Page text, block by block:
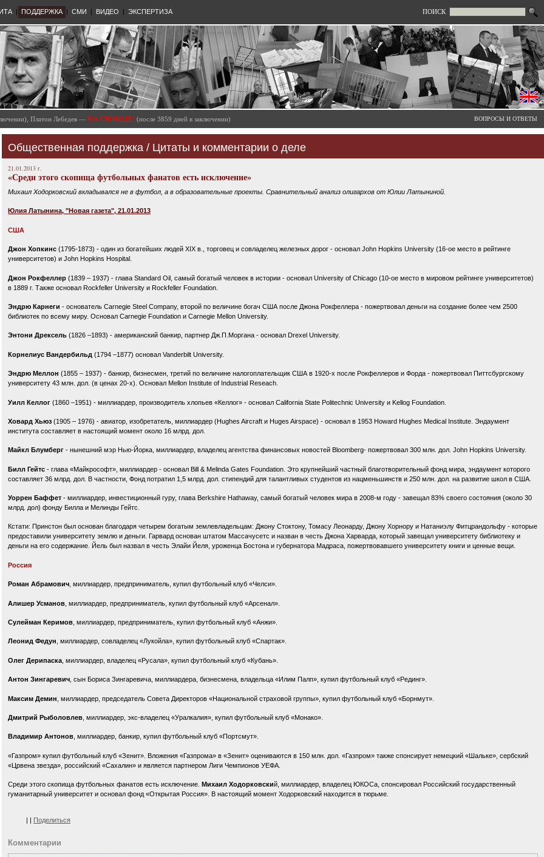
| ПОДДЕРЖКА | СМИ | ВИДЕО | ЭКСПЕРТИЗА ПОИСК
Платон Лебедев — НА СВОБОДЕ! (после 3859 дней в заключении) ВОПРОСЫ И ОТВЕТЫ
Общественная поддержка / Цитаты и комментарии о деле
21.01.2013 г.
«Среди этого скопища футбольных фанатов есть исключение»
Михаил Ходорковский вкладывался не в футбол, а в образовательные проекты. Сравнительный анализ олигархов от Юлии Латыниной.
Юлия Латынина, "Новая газета", 21.01.2013
США
Джон Хопкинс (1795-1873) - один из богатейших людей XIX в., торговец и совладелец железных дорог - основал John Hopkins University (16-ое место в рейтинге
университетов) и John Hopkins Hospital.
Джон Рокфеллер (1839 – 1937) - глава Standard Oil, самый богатый человек в истории - основал University of Chicago (10-ое место в мировом рейтинге университетов)
в 1889 г. Также основал Rockfeller University и Rockfeller Foundation.
Эндрю Карнеги - основатель Carnegie Steel Company, второй по величине богач США после Джона Рокфеллера - пожертвовал деньги на создание более чем 2500
библиотек по всему миру. Основал Carnegie Foundation и Carnegie Mellon University.
Энтони Дрексель (1826 –1893) - американский банкир, партнер Дж.П.Моргана - основал Drexel University.
Корнелиус Вандербильд (1794 –1877) основал Vanderbilt University.
Эндрю Меллон (1855 – 1937) - банкир, бизнесмен, третий по величине налогоплательщик США в 1920-х после Рокфеллеров и Форда - пожертвовал Питтсбургскому
университету 43 млн. дол. (в ценах 20-х). Основал Mellon Institute of Industrial Reseach.
Уилл Келлог (1860 –1951) - миллиардер, производитель хлопьев «Келлог» - основал California State Politechnic University и Kellog Foundation.
Ховард Хьюз (1905 – 1976) - авиатор, изобретатель, миллиардер (Hughes Aircraft и Huges Airspace) - основал в 1953 Howard Hughes Medical Institute. Эндаумент
института составляет в настоящий момент около 16 млрд. дол.
Майкл Блумберг - нынешний мэр Нью-Йорка, миллиардер, владелец агентства финансовых новостей Bloomberg- пожертвовал 300 млн. дол. John Hopkins University.
Билл Гейтс - глава «Майкрософт», миллиардер - основал Bill & Melinda Gates Foundation. Это крупнейший частный благотворительный фонд мира, эндаумент которого
составляет 36 млрд. дол. В частности, Фонд потратил 1,5 млрд. дол. стипендий для талантливых студентов из нацменьшинств и 250 млн. дол. на развитие школ в США.
Уоррен Баффет - миллиардер, инвестиционный гуру, глава Berkshire Hathaway, самый богатый человек мира в 2008-м году - завещал 83% своего состояния (около 30
млрд. дол) фонду Билла и Мелинды Гейтс.
Кстати: Принстон был основан благодаря четырем богатым землевладельцам: Джону Стоктону, Томасу Леонарду, Джону Хорнору и Натаниэлу Фитцрандольфу - которые
предоставили университету землю и деньги. Гарвард основан штатом Массачусетс и назван в честь Джона Харварда, который завещал университету библиотеку и
деньги на его содержание. Йель был назвал в честь Элайи Йеля, уроженца Бостона и губернатора Мадраса, пожертвовавшего университету книги и ценные вещи.
Россия
Роман Абрамович , миллиардер, предприниматель, купил футбольный клуб «Челси».
Алишер Усманов , миллиардер, предприниматель, купил футбольный клуб «Арсенал».
Сулейман Керимов , миллиардер, предприниматель, купил футбольный клуб «Анжи».
Леонид Федун, миллиардер, совладелец «Лукойла», купил футбольный клуб «Спартак».
Олег Дерипаска , миллиардер, владелец «Русала», купил футбольный клуб «Кубань».
Антон Зингаревич , сын Бориса Зингаревича, миллиардера, бизнесмена, владельца «Илим Палп», купил футбольный клуб «Рединг».
Максим Демин , миллиардер, председатель Совета Директоров «Национальной страховой группы», купил футбольный клуб «Борнмут».
Дмитрий Рыболовлев , миллиардер, экс-владелец «Уралкалия», купил футбольный клуб «Монако».
Владимир Антонов , миллиардер, банкир, купил футбольный клуб «Портсмут».
«Газпром» купил футбольный клуб «Зенит». Вложения «Газпрома» в «Зенит» оцениваются в 150 млн. дол. «Газпром» также спонсирует немецкий «Шальке», сербский
«Црвена звезда», российский «Сахалин» и является партнером Лиги Чемпионов УЕФА.
Среди этого скопища футбольных фанатов есть исключение. Михаил Ходорковский, миллиардер, владелец ЮКОСа, спонсировал Российский государственный
гуманитарный университет и основал фонд «Открытая Россия». В настоящий момент Ходорковский находится в тюрьме.
| | Поделиться
Комментарии